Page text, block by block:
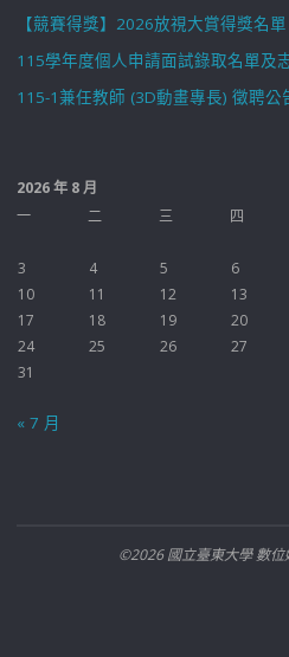
【競賽得獎】2026放視大賞得獎名單
115學年度個人申請面試錄取名單及
115-1兼任教師 (3D動畫專長) 徵聘公
2026 年 8 月
一
二 三 四
3
4 5 6
10
11 12 13
17
18 19 20
24
25 26 27
31
« 7 月
©2026 國立臺東大學 數位